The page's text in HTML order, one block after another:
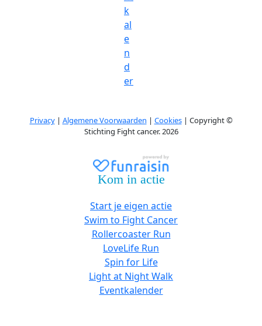
k
al
e
n
d
er
Privacy| Algemene Voorwaarden | Cookies| Copyright ©
Stichting Fight cancer. 2026
Kom in actie
Start je eigen actie
Swim to Fight Cancer
Rollercoaster Run
LoveLife Run
Spin for Life
Light at Night Walk
Eventkalender